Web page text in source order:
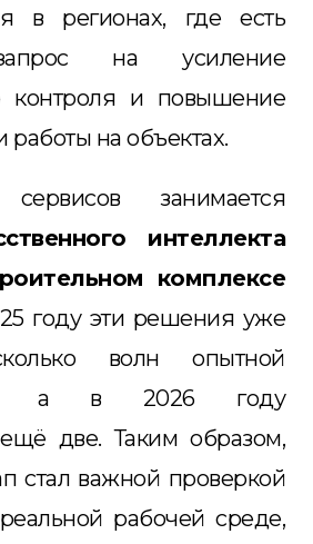
в регионах, где есть
на усиление
контроля и повышение
работы на объектах.
сервисов занимается
интеллекта
комплексе
году эти решения уже
волн опытной
а в 2026 году
две. Таким образом,
стал важной проверкой
рабочей среде,